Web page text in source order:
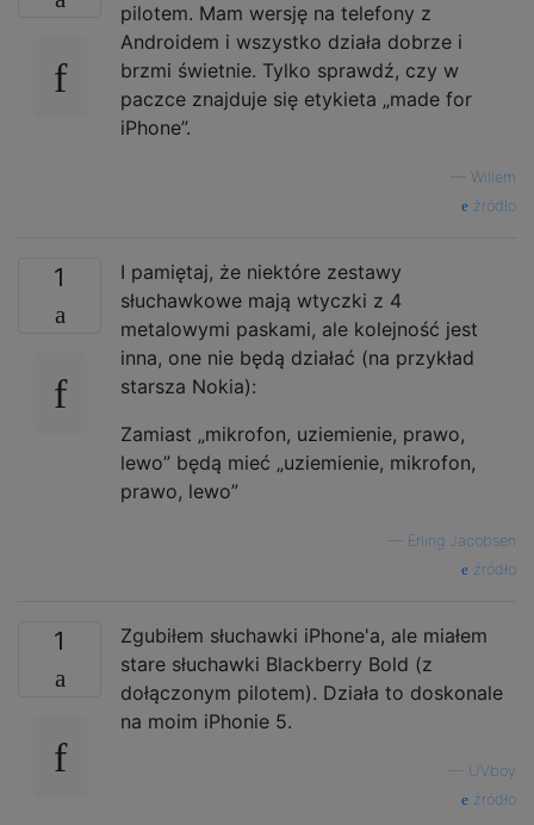
pilotem. Mam wersję na telefony z
Androidem i wszystko działa dobrze i
brzmi świetnie. Tylko sprawdź, czy w
paczce znajduje się etykieta „made for
iPhone”.
Willem
źródło
1
I pamiętaj, że niektóre zestawy
słuchawkowe mają wtyczki z 4
metalowymi paskami, ale kolejność jest
inna, one nie będą działać (na przykład
starsza Nokia):
Zamiast „mikrofon, uziemienie, prawo,
lewo” będą mieć „uziemienie, mikrofon,
prawo, lewo”
Erling Jacobsen
źródło
1
Zgubiłem słuchawki iPhone'a, ale miałem
stare słuchawki Blackberry Bold (z
dołączonym pilotem). Działa to doskonale
na moim iPhonie 5.
UVboy
źródło